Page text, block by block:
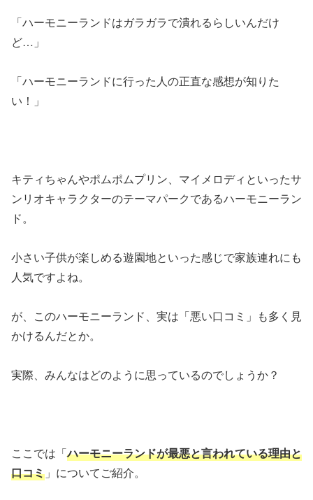
「ハーモニーランドはガラガラで潰れるらしいんだけ
ど…」
「ハーモニーランドに行った人の正直な感想が知りた
い！」
キティちゃんやポムポムプリン、マイメロディといったサ
ンリオキャラクターのテーマパークであるハーモニーラン
ド。
小さい子供が楽しめる遊園地といった感じで家族連れにも
人気ですよね。
が、このハーモニーランド、実は「悪い口コミ」も多く見
かけるんだとか。
実際、みんなはどのように思っているのでしょうか？
ここでは「ハーモニーランドが最悪と言われている理由と
口コミ 」についてご紹介。